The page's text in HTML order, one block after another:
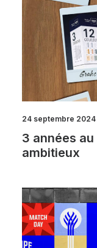
24 septembre 2024
3 années
ambitieux